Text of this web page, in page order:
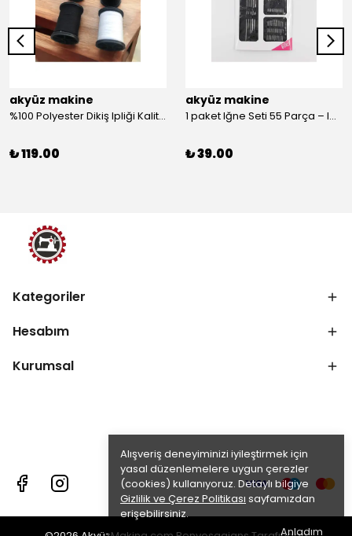
Alışveriş deneyiminizi iyileştirmek için
yasal düzenlemelere uygun çerezler
(cookies) kullanıyoruz. Detaylı bilgiye
Gizlilik ve Çerez Politikası sayfamızdan
erişebilirsiniz.
Anladım
akyüz makine
%100 Polyester Dikiş Ipliği Kaliteli 2 Adet Farklı Makara Ip Dikiş İpi Siyah&Beyaz 2'Li Set
₺ 119.00
akyüz makine
1 paket Iğne Seti 55 Parça – Iğne
₺ 39.00
Kategoriler
Hesabım
Kurumsal